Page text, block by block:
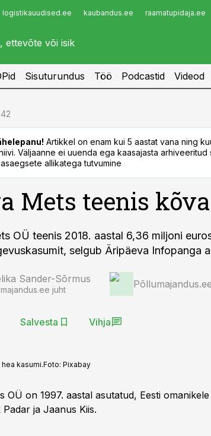
logistikauudised.ee kaubandus.ee raamatupidaja.ee
Infopank
Sisuturundus Töö Podcastid Videod
Artikkel on enam kui 5 aastat vana ning
Väljaanne ei uuenda ega kaasajasta arhiveeritud
allikatega tutvumine
Mets teenis
OÜ teenis 2018. aastal 6,36 miljoni
selgub Äripäeva Infopanga
Sander-Sõrmus
juht Põllumajandus.ee
Salvesta Vihja
kasumi.Foto: Pixabay
OÜ on 1997. aastal asutatud, Eesti
ja Jaanus Kiis.